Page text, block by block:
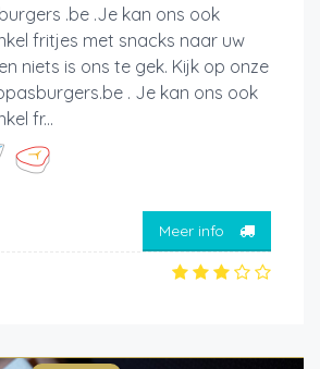
.be .Je kan ons ook
fritjes met snacks naar uw
niets is ons te gek. Kijk op onze
. Je kan ons ook
fr...
Meer info